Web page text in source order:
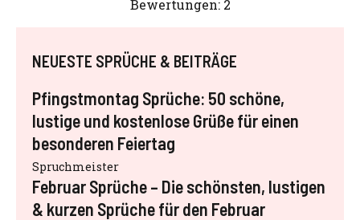
Bewertungen: 2
NEUESTE SPRÜCHE & BEITRÄGE
Pfingstmontag Sprüche: 50 schöne,
lustige und kostenlose Grüße für einen
besonderen Feiertag
Spruchmeister
Februar Sprüche – Die schönsten, lustigen
& kurzen Sprüche für den Februar